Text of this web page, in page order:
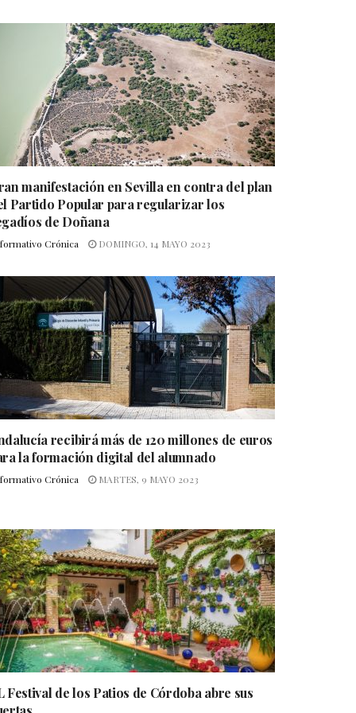
manifestación en Sevilla en contra del plan
Partido Popular para regularizar los
de Doñana
Crónica DOMINGO, 14 MAYO 2023
recibirá más de 120 millones de euros
la formación digital del alumnado
Crónica MARTES, 9 MAYO 2023
Festival de los Patios de Córdoba abre sus